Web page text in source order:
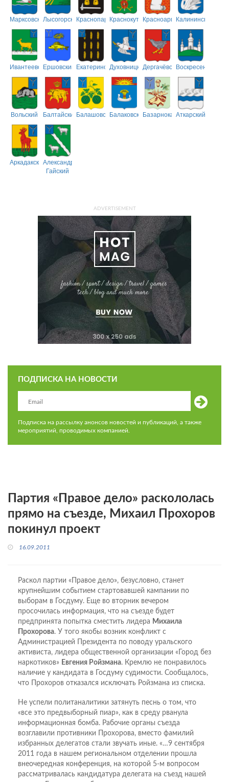
МарксовскийЛысогорскийКраснопартизанский
КраснокутскийКрасноармейский
Калининский
ИвантеевскийЕршовский ЕкатериновскийДуховницкийДергачёвскийВоскресенский
Вольский БалтайскийБалашовскийБалаковскийБазарнокарабулакский
Аткарский
АркадакскийАлександрово-
Гайский
ADVERTISEMENT
ПОДПИСКА НА НОВОСТИ
Подписка на рассылку анонсов новостей и публикаций, а также
мероприятий, проводимых компанией.
Партия «Правое дело» раскололась
прямо на съезде, Михаил Прохоров
покинул проект
16.09.2011
Раскол партии «Правое дело», безусловно, станет
крупнейшим событием стартовавшей кампании по
выборам в Госдуму. Еще во вторник вечером
просочилась информация, что на съезде будет
предпринята попытка сместить лидера Михаила
Прохорова. У того якобы возник конфликт с
Администрацией Президента по поводу уральского
активиста, лидера общественной организации «Город без
наркотиков» Евгения Ройзмана. Кремлю не понравилось
наличие у кандидата в Госдуму судимости. Сообщалось,
что Прохоров отказался исключать Ройзмана из списка.
Не успели политаналитики затянуть песнь о том, что
«все это предвыборный пиар», как в среду рванула
информационная бомба. Рабочие органы съезда
возглавили противники Прохорова, вместо фамилий
избранных делегатов стали звучать иные. «…9 сентября
2011 года в нашем региональном отделении прошла
внеочередная конференция, на которой 5-м вопросом
рассматривалась кандидатура делегата на съезд нашей